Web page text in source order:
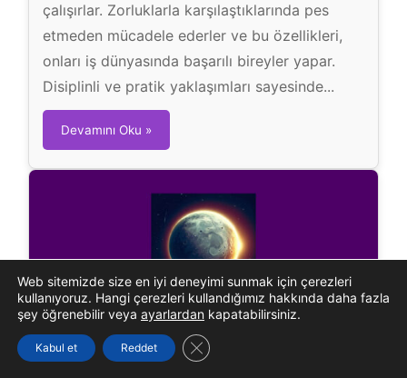
çalışırlar. Zorluklarla karşılaştıklarında pes
etmeden mücadele ederler ve bu özellikleri,
onları iş dünyasında başarılı bireyler yapar.
Disiplinli ve pratik yaklaşımları sayesinde...
Devamını Oku »O
ğ
l
a
u
r
c
u
Merkür Burcu
Web sitemizde size en iyi deneyimi sunmak için çerezleri
kullanıyoruz. Hangi çerezleri kullandığımız hakkında daha fazla
şey öğrenebilir veya ayarlardan kapatabilirsiniz.
Kabul et Reddet GDPR çerez şeridini kapat